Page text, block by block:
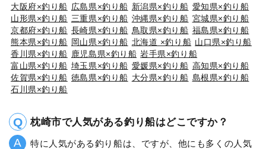
大阪府×釣り船 広島県×釣り船 新潟県×釣り船 愛知県×釣り船
山形県×釣り船 三重県×釣り船 沖縄県×釣り船 宮城県×釣り船
京都府×釣り船 長崎県×釣り船 鳥取県×釣り船 福島県×釣り船
熊本県×釣り船 岡山県×釣り船 北海道 ×釣り船 山口県×釣り船
香川県×釣り船 鹿児島県×釣り船 岩手県×釣り船
富山県×釣り船 埼玉県×釣り船 愛媛県×釣り船 高知県×釣り船
佐賀県×釣り船 徳島県×釣り船 大分県×釣り船 島根県×釣り船
石川県×釣り船
枕崎市で人気がある釣り船はどこですか？
特に人気がある釣り船は、ですが、他にも多くの人気